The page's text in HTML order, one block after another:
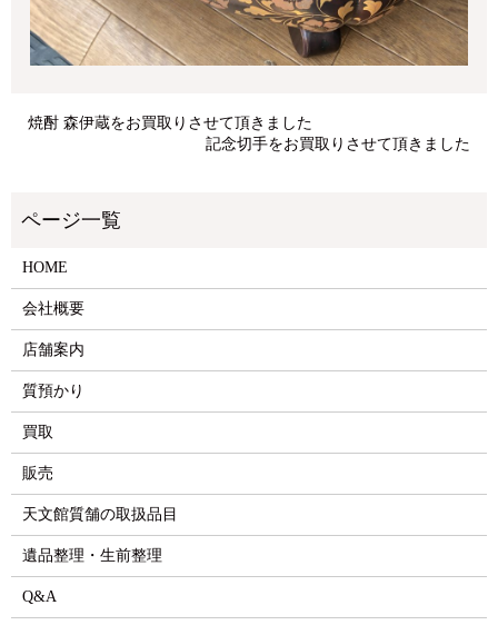
焼酎 森伊蔵をお買取りさせて頂きました
記念切手をお買取りさせて頂きました
HOME
会社概要
店舗案内
質預かり
買取
販売
天文館質舗の取扱品目
遺品整理・生前整理
Q&A